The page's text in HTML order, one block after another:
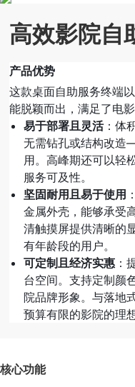
高效影院自
产品优势
这款桌面自助服务终端
能脱颖而出，满足了电
易于部署且灵活：体
无需钻孔或结构改造
用。高峰期还可以轻
服务可及性。
坚固耐用且易于使用
金属外壳，能够承受
清触摸屏提供清晰的
有年龄段的用户。
可定制且经济实惠：
台空间。支持定制颜
院品牌形象。与落地
预算有限的影院的理
核心功能